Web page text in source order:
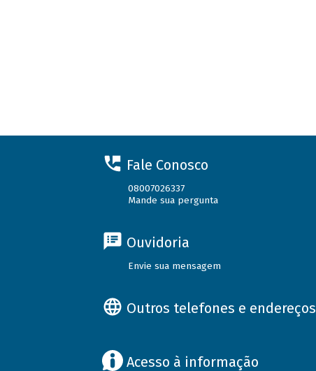
Fale Conosco
08007026337
Mande sua pergunta
Ouvidoria
Envie sua mensagem
Outros telefones e endereços
Acesso à informação